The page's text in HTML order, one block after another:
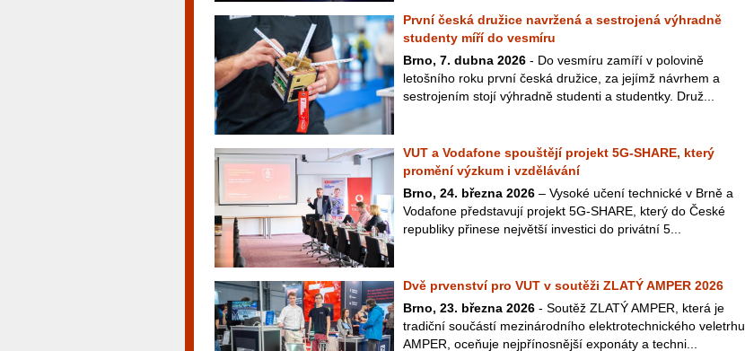
První česká družice navržená a sestrojená výhradně
studenty míří do vesmíru
Brno, 7. dubna 2026 - Do vesmíru zamíří v polovině
letošního roku první česká družice, za jejímž návrhem a
sestrojením stojí výhradně studenti a studentky. Druž...
VUT a Vodafone spouštějí projekt 5G-SHARE, který
promění výzkum i vzdělávání
Brno, 24. března 2026 – Vysoké učení technické v Brně a
Vodafone představují projekt 5G-SHARE, který do České
republiky přinese největší investici do privátní 5...
Dvě prvenství pro VUT v soutěži ZLATÝ AMPER 2026
Brno, 23. března 2026 - Soutěž ZLATÝ AMPER, která je
tradiční součástí mezinárodního elektrotechnického veletrhu
AMPER, oceňuje nejpřínosnější exponáty a techni...